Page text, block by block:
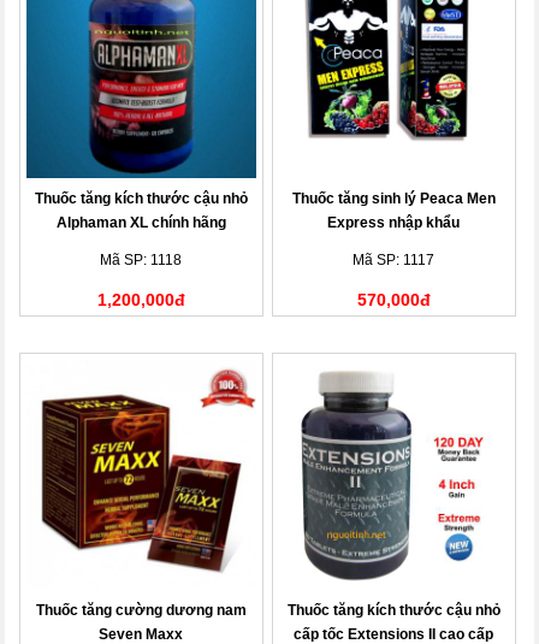
Thuốc tăng kích thước cậu nhỏ
Alphaman XL chính hãng
Mã SP: 1118
1,200,000đ
Thuốc tăng sinh lý Peaca Men
Express nhập khẩu
Mã SP: 1117
570,000đ
Thuốc tăng cường dương nam
Seven Maxx
Thuốc tăng kích thước cậu nhỏ
cấp tốc Extensions II cao cấp